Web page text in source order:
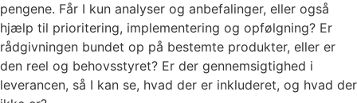
pengene. Får I kun analyser og anbefalinger, eller også
hjælp til prioritering, implementering og opfølgning? Er
rådgivningen bundet op på bestemte produkter, eller er
den reel og behovsstyret? Er der gennemsigtighed i
leverancen, så I kan se, hvad der er inkluderet, og hvad der